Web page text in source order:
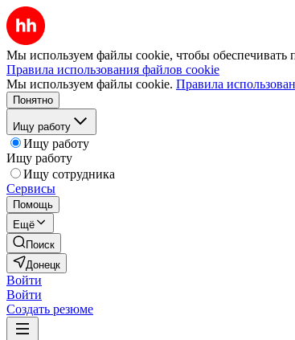
Мы используем файлы cookie, чтобы обеспечивать
Правила использования файлов cookie
Мы используем файлы cookie. Правила
Понятно
Ищу работу
Ищу работу
Ищу работу
Ищу сотрудника
Сервисы
Помощь
Ещё
Поиск
Донецк
Войти
Войти
Создать резюме